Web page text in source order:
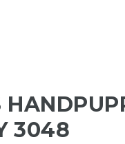
3048